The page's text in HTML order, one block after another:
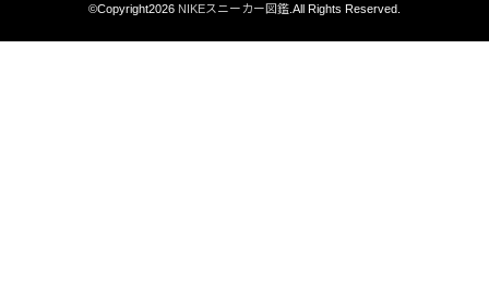
©Copyright2026 NIKEスニーカー図鑑.All Rights Reserved.